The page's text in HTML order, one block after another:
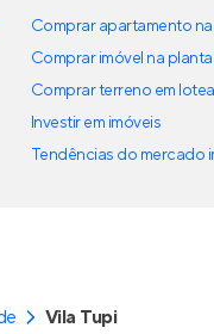
Comprar apartamento
Comprar imóvel na planta
Comprar terreno em
Investir em imóveis
Tendências do mercado
Vila Tupi